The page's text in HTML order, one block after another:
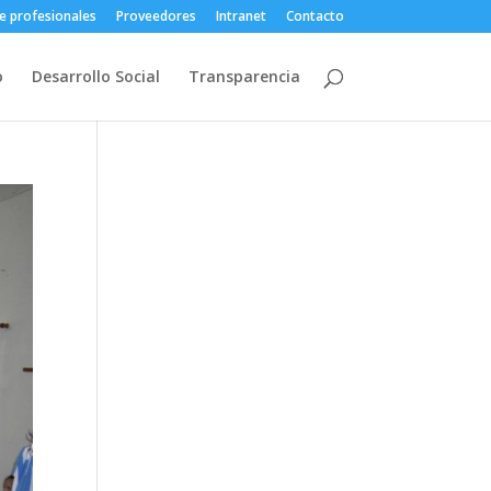
profesionales Proveedores Intranet Contacto
Desarrollo Social Transparencia